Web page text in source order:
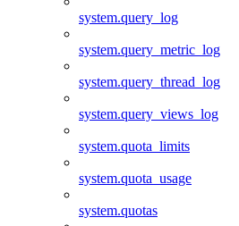
system.query_log
system.query_metric_log
system.query_thread_log
system.query_views_log
system.quota_limits
system.quota_usage
system.quotas